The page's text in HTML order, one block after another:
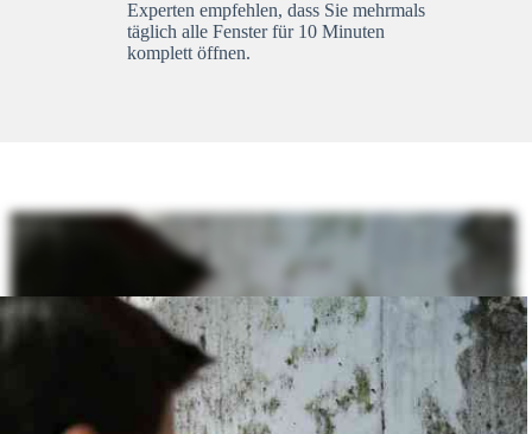
Experten empfehlen, dass Sie mehrmals
täglich alle Fenster für 10 Minuten
komplett öffnen.